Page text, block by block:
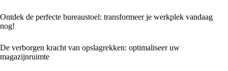
Ontdek de perfecte bureaustoel: transformeer je werkplek vandaag
nog!
De verborgen kracht van opslagrekken: optimaliseer uw
magazijnruimte